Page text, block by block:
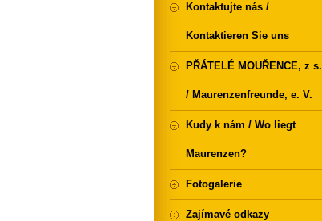
Kontaktujte nás /
Kontaktieren Sie uns
PŘÁTELÉ MOUŘENCE, z s.
/ Maurenzenfreunde, e. V.
Kudy k nám / Wo liegt
Maurenzen?
Fotogalerie
Zajímavé odkazy